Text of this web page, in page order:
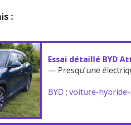
:
Essai détaillé BYD
— Presqu'une
BYD ;voiture-